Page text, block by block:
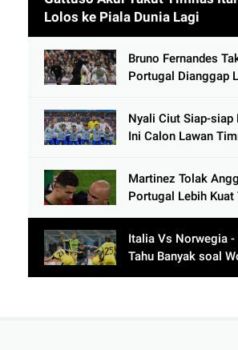
Lolos ke Piala Dunia Lagi
Bruno Fernandes
Portugal Dianggap
Cetak 9 Gol
Nyali Ciut Siap-siap
Ini Calon Lawan
Martinez Tolak
Portugal Lebih Kuat
di Bawah Thailand
Italia Vs Norwegia -
Tahu Banyak soal
Milan